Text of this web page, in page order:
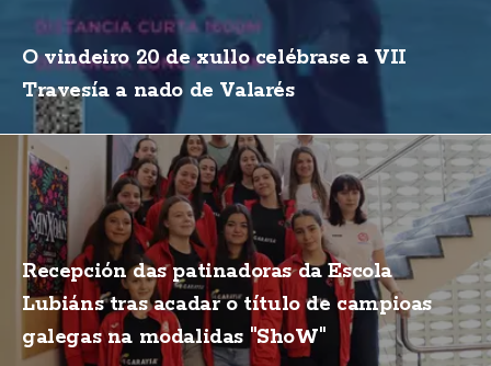
O vindeiro 20 de xullo celébrase a VII
Travesía a nado de Valarés
Recepción das patinadoras da Escola
Lubiáns tras acadar o título de campioas
galegas na modalidas "ShoW"